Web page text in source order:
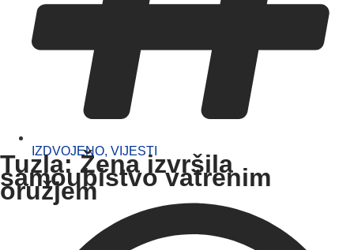
IZDVOJENO, VIJESTI
Tuzla: Žena izvršila
samoubistvo vatrenim
oružjem